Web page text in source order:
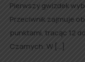
Pierwszy gwizdek
Przeciwnik zajmuje
punktami, tracąc 12
Czarnych. W […]